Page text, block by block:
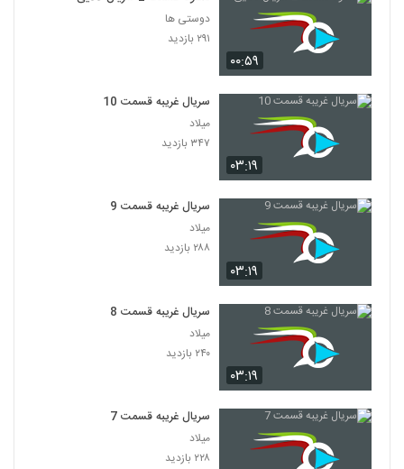
۰۰:۵۹
دوستی ها
۲۹۱ بازدید
۰۳:۱۹
سریال غریبه قسمت 10
میلاد
۳۴۷ بازدید
۰۳:۱۹
سریال غریبه قسمت 9
میلاد
۲۸۸ بازدید
۰۳:۱۹
سریال غریبه قسمت 8
میلاد
۲۴۰ بازدید
سریال غریبه قسمت 7
میلاد
۲۲۸ بازدید